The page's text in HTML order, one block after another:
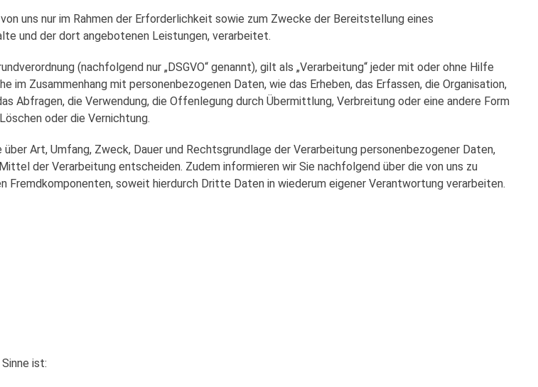
uns nur im Rahmen der Erforderlichkeit sowie zum Zwecke der Bereitstellung eines
und der dort angebotenen Leistungen, verarbeitet.
(nachfolgend nur „DSGVO“ genannt), gilt als „Verarbeitung“ jeder mit oder ohne Hilfe
Zusammenhang mit personenbezogenen Daten, wie das Erheben, das Erfassen, die Organisation,
Abfragen, die Verwendung, die Offenlegung durch Übermittlung, Verbreitung oder eine andere Form
oder die Vernichtung.
Art, Umfang, Zweck, Dauer und Rechtsgrundlage der Verarbeitung personenbezogener Daten,
der Verarbeitung entscheiden. Zudem informieren wir Sie nachfolgend über die von uns zu
soweit hierdurch Dritte Daten in wiederum eigener Verantwortung verarbeiten.
ist: